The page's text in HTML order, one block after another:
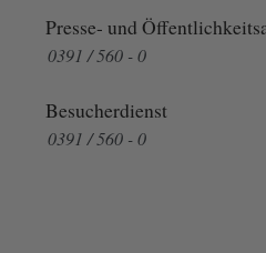
Presse- und
0391 / 560 - 0
Besucherdienst
0391 / 560 - 0